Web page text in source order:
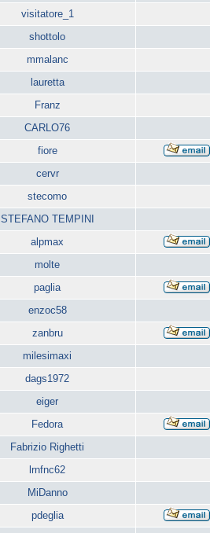
visitatore_1
shottolo
mmalanc
lauretta
Franz
CARLO76
fiore
cervr
stecomo
STEFANO TEMPINI
alpmax
molte
paglia
enzoc58
zanbru
milesimaxi
dags1972
eiger
Fedora
Fabrizio Righetti
lrnfnc62
MiDanno
pdeglia